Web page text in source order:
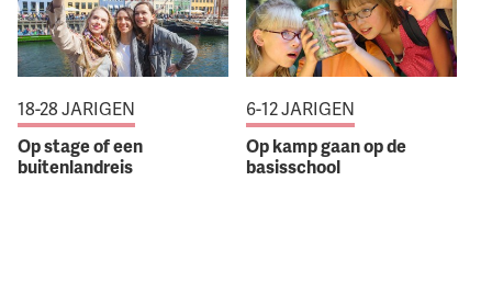
18-28 JARIGEN
Op stage of een
buitenlandreis
6-12 JARIGEN
Op kamp gaan op de
basisschool